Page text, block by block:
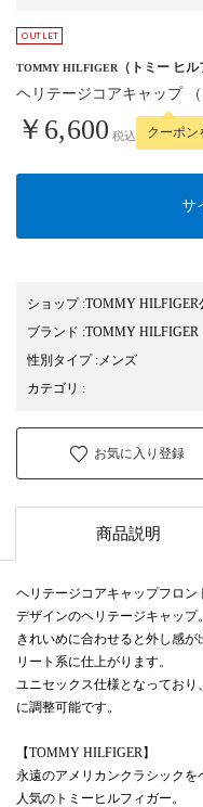
TOMMY HILFIGER （トミー ヒル
ヘリテージコアキャップ （
￥6,600 税込 クーポン
サ
ショップ:TOMMY HILFIGER
ブランド :TOMMY HILFIGER
性別タイプ: メンズ
カテゴリ :
お気に入り登録
商品説明
ヘリテージコアキャップフロ
デザインのヘリテージキャップ。
きれいめに合わせると外し感
リート系に仕上がります。
ユニセックス仕様となってお
に調整可能です。
【TOMMY HILFIGER】
永遠のアメリカンクラシック
人気のトミーヒルフィガー。